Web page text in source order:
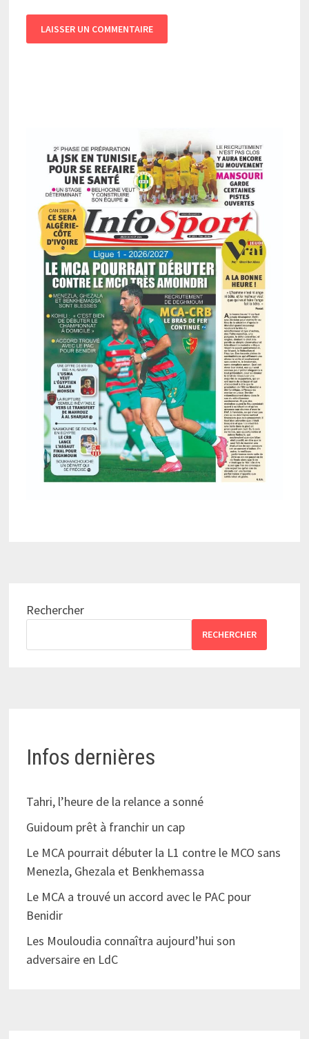
Rechercher
RECHERCHER
Infos dernières
Tahri, l’heure de la relance a sonné
Guidoum prêt à franchir un cap
Le MCA pourrait débuter la L1 contre le MCO sans
Menezla, Ghezala et Benkhemassa
Le MCA a trouvé un accord avec le PAC pour
Benidir
Les Mouloudia connaîtra aujourd’hui son
adversaire en LdC